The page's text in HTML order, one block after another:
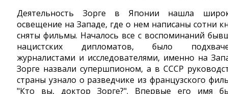
Деятельность Зорге в Японии нашла
освещение на Западе, где о нем написаны сотни
сняты фильмы. Началось все с воспоминаний
нацистских дипломатов, было
журналистами и исследователями, именно на
Зорге назвали супершпионом, а в СССР
страны узнало о разведчике из французского
"Кто вы, доктор Зорге?". Впервые его имя